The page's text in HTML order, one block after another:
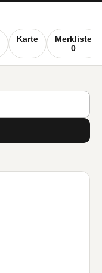
Karte
Merkliste
0